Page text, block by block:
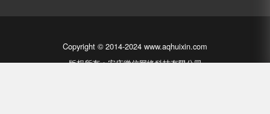
Copyright © 2014-2024 www.aqhuixin.com
版权所有：安庆徽信网络科技有限公司